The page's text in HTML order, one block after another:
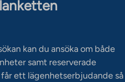
kan du ansöka om både
samt reserverade
ett lägenhetserbjudande så